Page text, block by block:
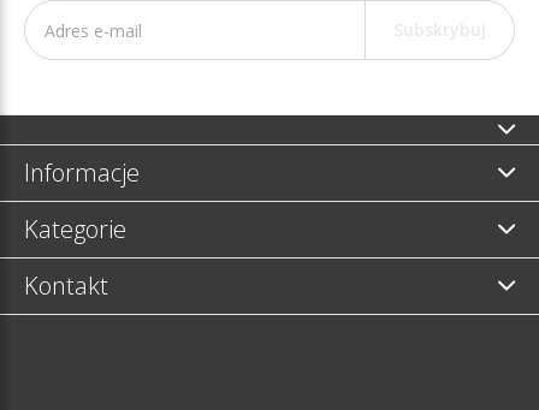
Informacje
Kategorie
Kontakt